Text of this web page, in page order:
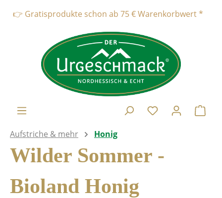
springen
👉 Gratisprodukte schon ab 75 € Warenkorbwert * * *
Aufstriche & mehr Honig
Wilder Sommer -
Bioland Honig